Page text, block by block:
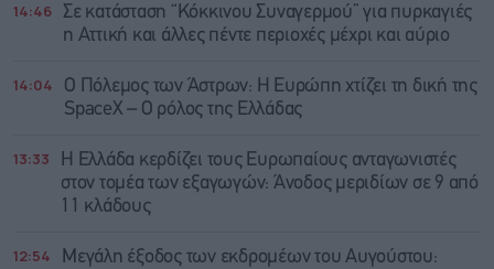
14:46
Σε κατάσταση “Κόκκινου Συναγερμού” για πυρκαγιές
η Αττική και άλλες πέντε περιοχές μέχρι και αύριο
14:04
Ο Πόλεμος των Άστρων: Η Ευρώπη χτίζει τη δική της
SpaceX – Ο ρόλος της Ελλάδας
13:33
Η Ελλάδα κερδίζει τους Ευρωπαίους ανταγωνιστές
στον τομέα των εξαγωγών: Άνοδος μεριδίων σε 9 από
11 κλάδους
12:54
Μεγάλη έξοδος των εκδρομέων του Αυγούστου: